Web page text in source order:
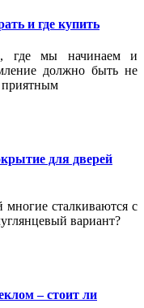
и где купить
где мы начинаем и
должно быть не
приятным
для дверей
сталкиваются с
вариант?
– стоит ли